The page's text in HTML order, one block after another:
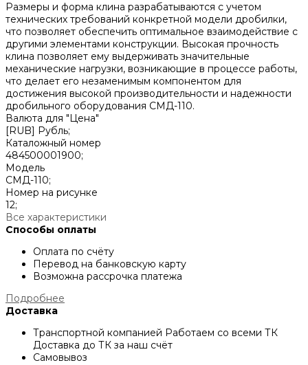
Размеры и форма клина разрабатываются с учетом
технических требований конкретной модели дробилки,
что позволяет обеспечить оптимальное взаимодействие с
другими элементами конструкции. Высокая прочность
клина позволяет ему выдерживать значительные
механические нагрузки, возникающие в процессе работы,
что делает его незаменимым компонентом для
достижения высокой производительности и надежности
дробильного оборудования СМД-110.
Валюта для "Цена"
[RUB] Рубль;
Каталожный номер
484500001900;
Модель
СМД-110;
Номер на рисунке
12;
Все характеристики
Способы оплаты
Оплата по счёту
Перевод на банковскую карту
Возможна рассрочка платежа
Подробнее
Доставка
Транспортной компанией Работаем со всеми ТК
Доставка до ТК за наш счёт
Самовывоз